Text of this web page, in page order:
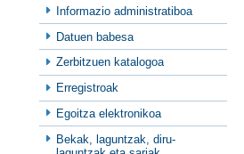
Informazio administratiboa
Datuen babesa
Zerbitzuen katalogoa
Erregistroak
Egoitza elektronikoa
Bekak, laguntzak, diru-